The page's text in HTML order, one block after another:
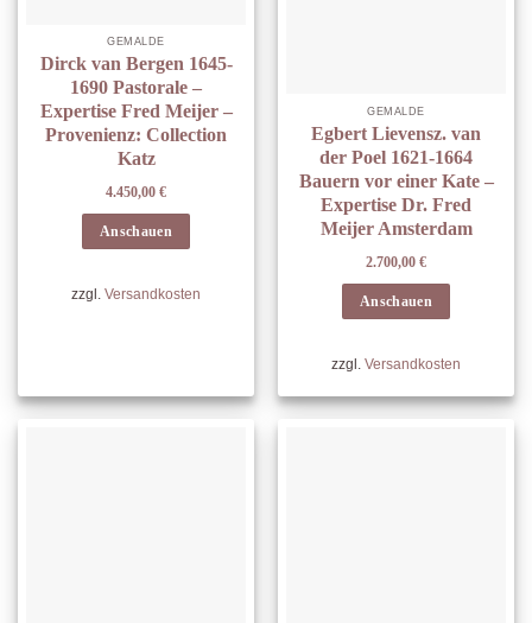
GEMÄLDE
Dirck van Bergen 1645-
1690 Pastorale –
Expertise Fred Meijer –
Provenienz: Collection
Katz
4.450,00 €
Anschauen
zzgl. Versandkosten
GEMÄLDE
Egbert Lievensz. van
der Poel 1621-1664
Bauern vor einer Kate –
Expertise Dr. Fred
Meijer Amsterdam
2.700,00 €
Anschauen
zzgl. Versandkosten